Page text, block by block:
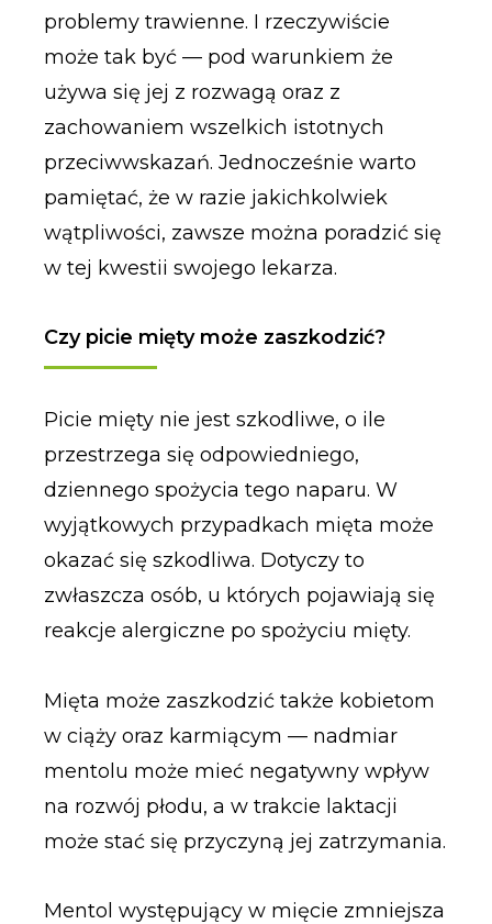
problemy trawienne. I rzeczywiście
może tak być — pod warunkiem że
używa się jej z rozwagą oraz z
zachowaniem wszelkich istotnych
przeciwwskazań. Jednocześnie warto
pamiętać, że w razie jakichkolwiek
wątpliwości, zawsze można poradzić się
w tej kwestii swojego lekarza.
Czy picie mięty może zaszkodzić?
Picie mięty nie jest szkodliwe, o ile
przestrzega się odpowiedniego,
dziennego spożycia tego naparu. W
wyjątkowych przypadkach mięta może
okazać się szkodliwa. Dotyczy to
zwłaszcza osób, u których pojawiają się
reakcje alergiczne po spożyciu mięty.
Mięta może zaszkodzić także kobietom
w ciąży oraz karmiącym — nadmiar
mentolu może mieć negatywny wpływ
na rozwój płodu, a w trakcie laktacji
może stać się przyczyną jej zatrzymania.
Mentol występujący w mięcie zmniejsza